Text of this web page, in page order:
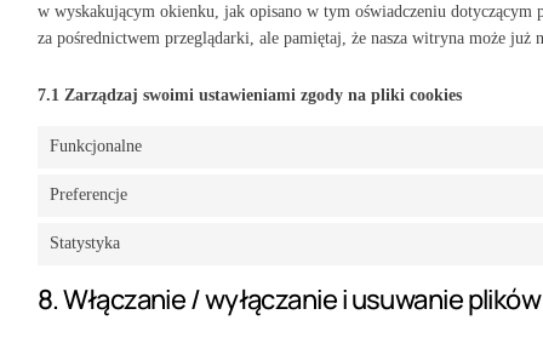
w wyskakującym okienku, jak opisano w tym oświadczeniu
za pośrednictwem przeglądarki, ale pamiętaj, że nasza witryna może już
7.1 Zarządzaj swoimi ustawieniami zgody na pliki cookies
Funkcjonalne
Preferencje
Statystyka
8. Włączanie / wyłączanie i usuwanie